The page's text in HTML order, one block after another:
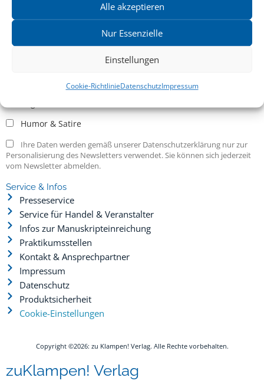
Alle akzeptieren
Nur Essenzielle
Einstellungen
Cookie-RichtlinieDatenschutzImpressum
Kritische Theorie / Philosophie
Belletristik & Biografien
Humor & Satire
Ihre Daten werden gemäß unserer Datenschutzerklärung nur zur
Personalisierung des Newsletters verwendet. Sie können sich jederzeit
vom Newsletter abmelden.
Service & Infos
Presseservice
Service für Handel & Veranstalter
Infos zur Manuskripteinreichung
Praktikumsstellen
Kontakt & Ansprechpartner
Impressum
Datenschutz
Produktsicherheit
Cookie-Einstellungen
Copyright ©2026: zu Klampen! Verlag. Alle Rechte vorbehalten.
zuKlampen! Verlag